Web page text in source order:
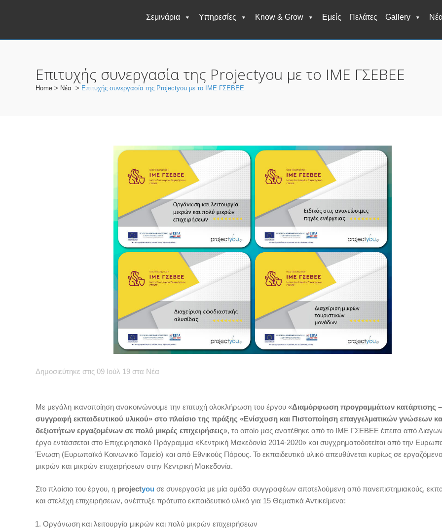
Σεμινάρια Υπηρεσίες Know & Grow Εμείς Πελάτες Gallery
Επιτυχής συνεργασία της Projectyou με το ΙΜΕ ΓΣΕΒΕΕ
Home > Νέα > Επιτυχής συνεργασία της Projectyou με το ΙΜΕ ΓΣΕΒΕΕ
Δημοσιεύτηκε στις 09 Ιούλ 19 στα Νέα
Με μεγάλη ικανοποίηση ανακοινώνουμε την επιτυχή ολοκλήρωση του έργου «Διαμόρφωση προγραμμάτων κατάρτισης –
συγγραφή εκπαιδευτικού υλικού» στο πλαίσιο της πράξης «Ενίσχυση και Πιστοποίηση επαγγελματικών γνώσεων
δεξιοτήτων εργαζομένων σε πολύ μικρές επιχειρήσεις», το οποίο μας ανατέθηκε από το ΙΜΕ ΓΣΕΒΕΕ έπειτα από
έργο εντάσσεται στο Επιχειρησιακό Πρόγραμμα «Κεντρική Μακεδονία 2014-2020» και συγχρηματοδοτείται από την
Ένωση (Ευρωπαϊκό Κοινωνικό Ταμείο) και από Εθνικούς Πόρους. Το εκπαιδευτικό υλικό απευθύνεται κυρίως σε
μικρών και μικρών επιχειρήσεων στην Κεντρική Μακεδονία.
Στο πλαίσιο του έργου, η projectyou σε συνεργασία με μία ομάδα συγγραφέων αποτελούμενη από πανεπιστημιακούς,
και στελέχη επιχειρήσεων, ανέπτυξε πρότυπο εκπαιδευτικό υλικό για 15 Θεματικά Αντικείμενα:
Οργάνωση και λειτουργία μικρών και πολύ μικρών επιχειρήσεων